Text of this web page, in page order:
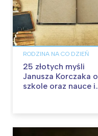
RODZINA NA CO DZIEŃ
25 złotych myśli
Janusza Korczaka o
szkole oraz nauce i